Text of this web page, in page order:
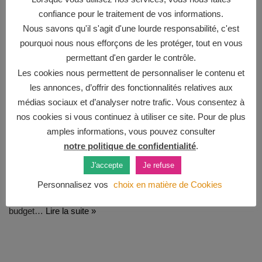
Où fêter un anniversaire d’enfant à
Courbevoie ?
17 juillet 2021 3 commentaires
Où fêter un anniversaire à Courbevoie et ses environs avec des
budget… Lire la suite »
confiance pour le traitement de vos informations.
Nous savons qu'il s'agit d'une lourde responsabilité, c'est
pourquoi nous nous efforçons de les protéger, tout en vous
permettant d'en garder le contrôle.
Les cookies nous permettent de personnaliser le contenu et
les annonces, d’offrir des fonctionnalités relatives aux
médias sociaux et d’analyser notre trafic. Vous consentez à
nos cookies si vous continuez à utiliser ce site. Pour de plus
amples informations, vous pouvez consulter
notre politique de confidentialité.
J'accepte Je refuse
Personnalisez vos choix en matière de Cookies